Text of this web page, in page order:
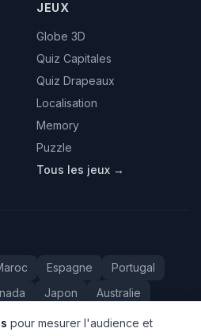
JEUX
Globe 3D
Quiz Capitales
Quiz Drapeaux
Localisation
Memory
Puzzle
Tous les jeux →
Espagne
Portugal
Japon
Australie
Belgique Drapeaux
pour mesurer l'audience et